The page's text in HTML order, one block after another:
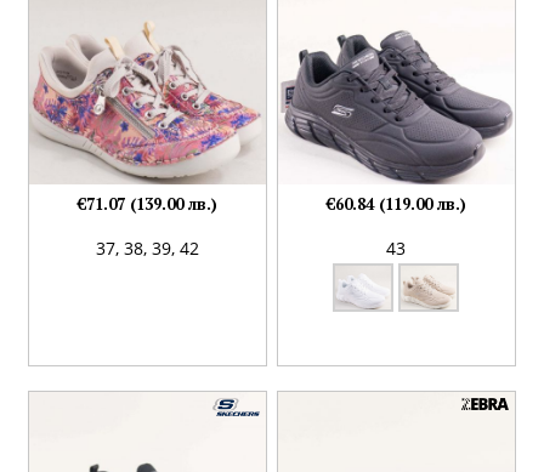
37, 38, 39, 42
€71.07 (139.00 лв.)
43
€60.84 (119.00 лв.)